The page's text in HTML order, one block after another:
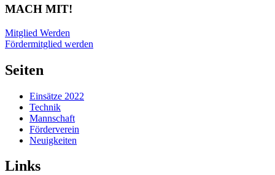
MACH MIT!
Mitglied Werden
Fördermitglied werden
Seiten
Einsätze 2022
Technik
Mannschaft
Förderverein
Neuigkeiten
Links